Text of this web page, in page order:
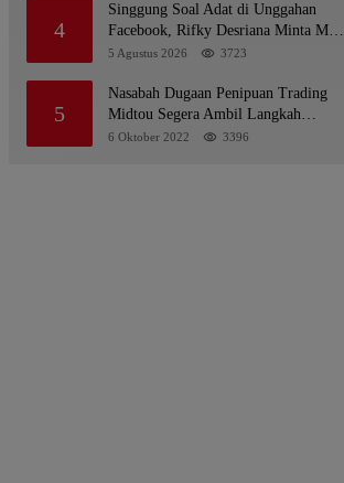
4
Singgung Soal Adat di Unggahan
Facebook, Rifky Desriana Minta Maaf
ke PDA dan Bupati Kubar
5 Agustus 2026 3723
5
Nasabah Dugaan Penipuan Trading
Midtou Segera Ambil Langkah
Hukum
6 Oktober 2022 3396